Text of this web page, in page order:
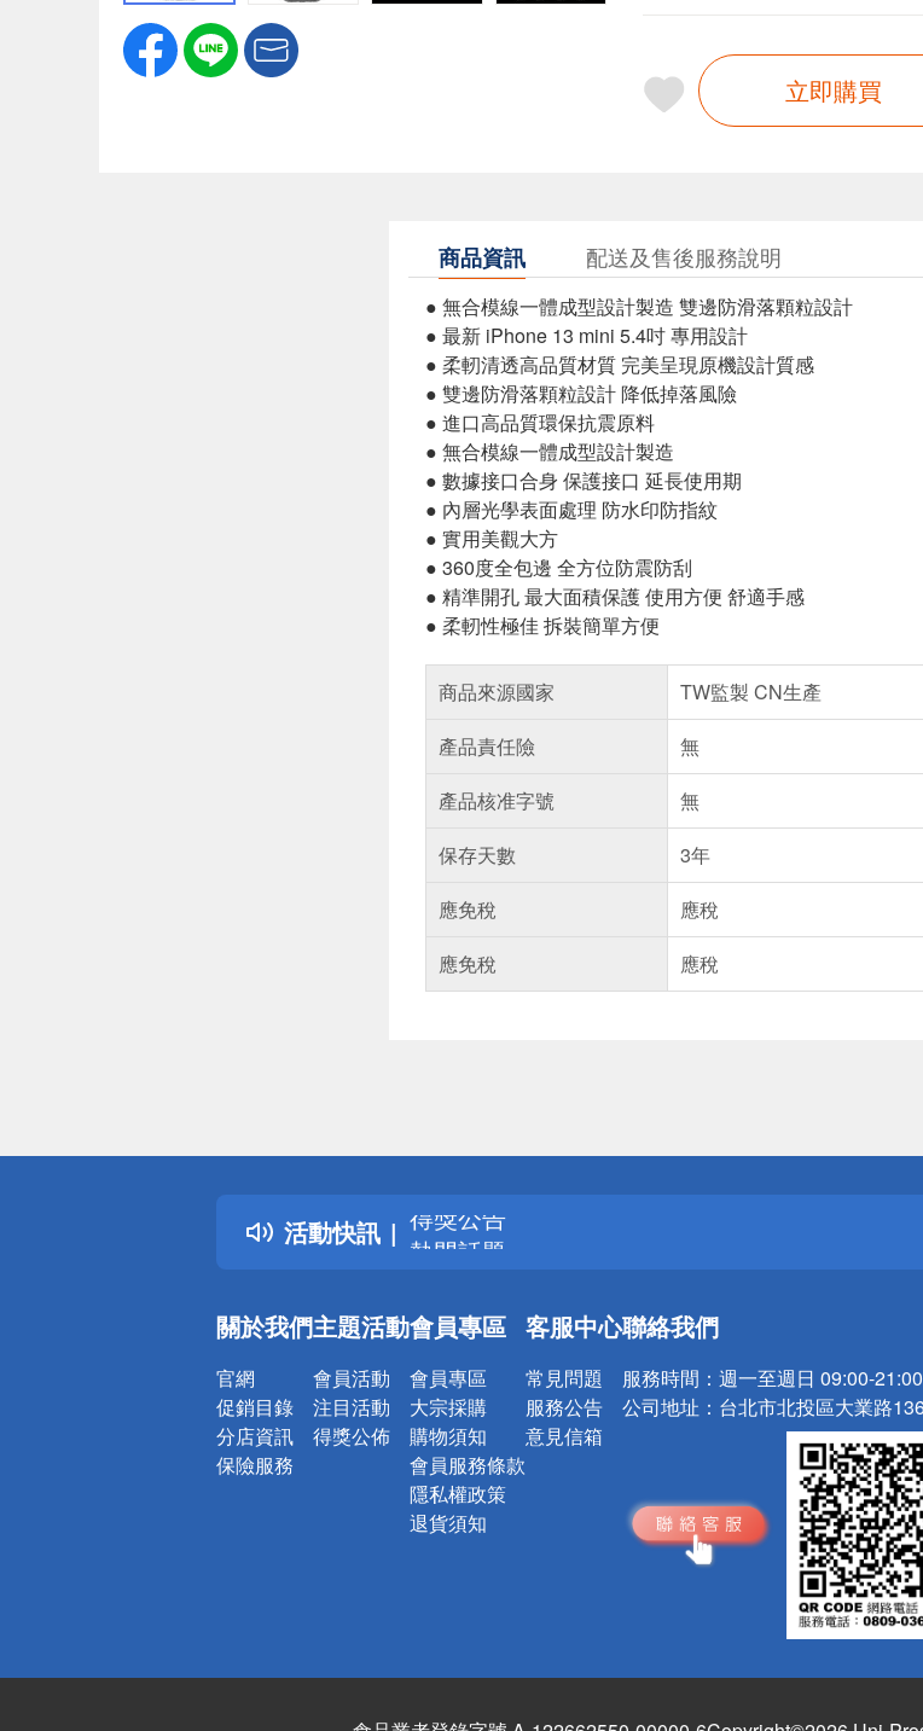
立即購買
商品資訊 配送及售後服務說明
● 無合模線一體成型設計製造 雙邊防滑落顆粒設計
● 最新 iPhone 13 mini 5.4吋 專用設計
● 柔軔清透高品質材質 完美呈現原機設計質感
● 雙邊防滑落顆粒設計 降低掉落風險
● 進口高品質環保抗震原料
● 無合模線一體成型設計製造
● 數據接口合身 保護接口 延長使用期
● 內層光學表面處理 防水印防指紋
● 實用美觀大方
● 360度全包邊 全方位防震防刮
● 精準開孔 最大面積保護 使用方便 舒適手感
● 柔軔性極佳 拆裝簡單方便
商品來源國家
TW監製 CN生產
產品責任險
無
產品核准字號
無
保存天數
3年
應免稅
應稅
應免稅
應稅
活動快訊
詐騙網頁！請小心！
得獎公告
熱門話題
銀行優惠
詐騙網頁！請小心！
關於我們
官網
促銷目錄
分店資訊
保險服務
主題活動
會員活動
注目活動
得獎公佈
會員專區
會員專區
大宗採購
購物須知
會員服務條款
隱私權政策
退貨須知
客服中心
常見問題
服務公告
意見信箱
聯絡我們
服務時間： 週一至週日 09:00-
公司地址： 台北市北投區大業路